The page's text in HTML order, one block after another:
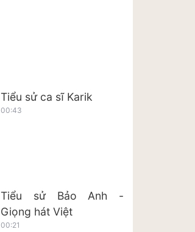
Tiểu sử ca sĩ Karik
00:43
Tiểu sử Bảo Anh -
Giọng hát Việt
00:21